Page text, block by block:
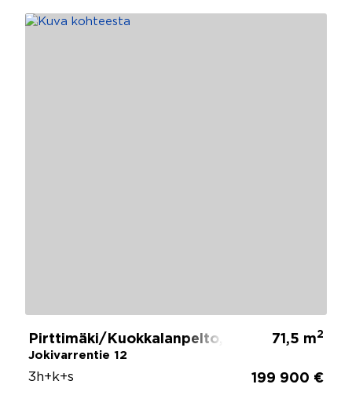
Pirttimäki/Kuokkalanpelto, Jyväskylä
Jokivarrentie 12
71,5 m2
3h+k+s 199 900 €